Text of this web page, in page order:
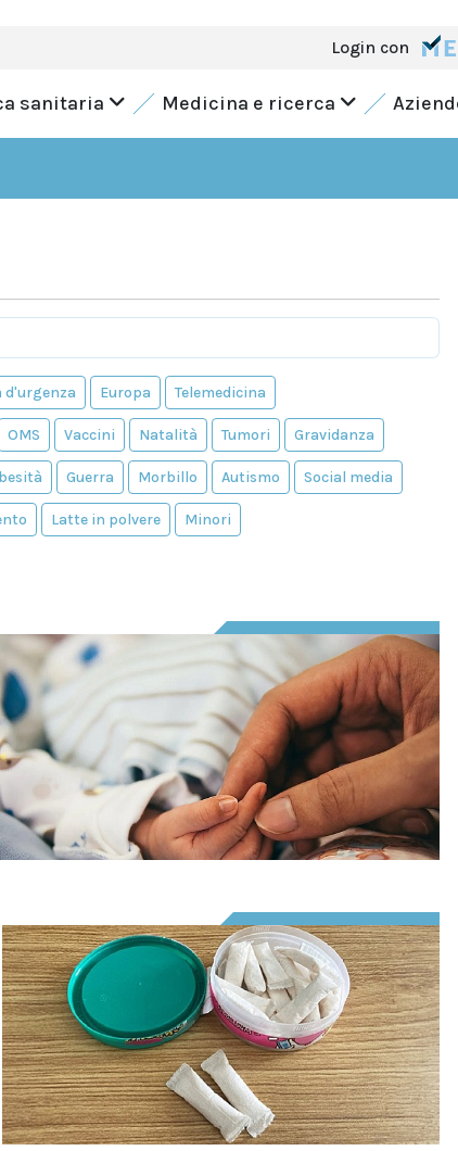
Login con
sanitaria Medicina e ricerca
d'urgenza Europa Telemedicina
OMS Vaccini Natalità Tumori Gravidanza
Guerra Morbillo Autismo Social media
Latte in polvere Minori